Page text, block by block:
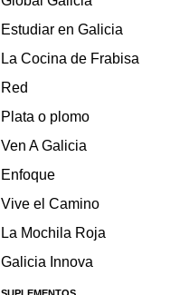
Estudiar en Galicia
La Cocina de Frabisa
Red
Plata o plomo
Ven A Galicia
Enfoque
Vive el Camino
La Mochila Roja
Galicia Innova